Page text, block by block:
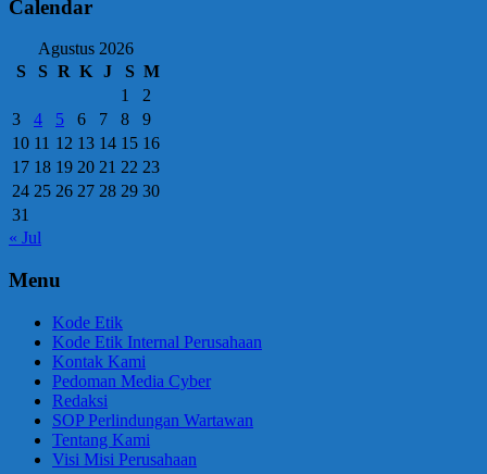
Calendar
Agustus 2026
S
S R K J S M
1
2
3
4 5 6 7 8
9
10 11 12 13 14 15 16
17 18 19 20 21 22 23
24 25 26 27 28 29 30
31
« Jul
Menu
Kode Etik
Kode Etik Internal Perusahaan
Kontak Kami
Pedoman Media Cyber
Redaksi
SOP Perlindungan Wartawan
Tentang Kami
Visi Misi Perusahaan